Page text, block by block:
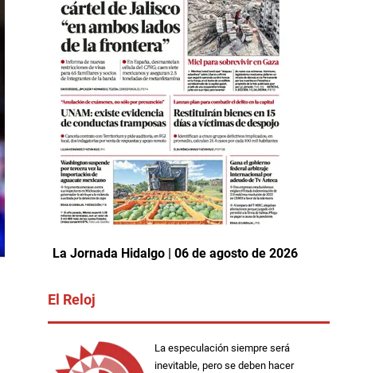
La Jornada Hidalgo | 06 de agosto de 2026
El Reloj
La especulación siempre será
inevitable, pero se deben hacer